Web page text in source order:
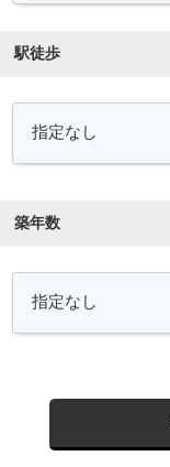
駅徒歩
築年数